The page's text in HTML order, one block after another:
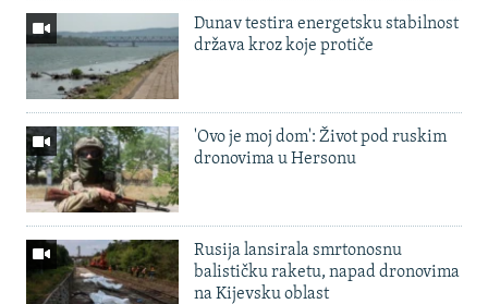
Dunav testira energetsku stabilnost
država kroz koje protiče
'Ovo je moj dom': Život pod ruskim
dronovima u Hersonu
Rusija lansirala smrtonosnu
balističku raketu, napad dronovima
na Kijevsku oblast